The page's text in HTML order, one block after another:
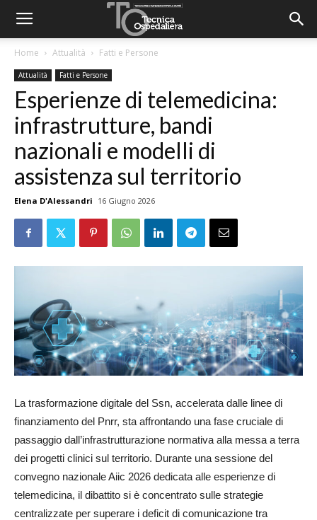
Home Attualità Fatti e Persone
Attualità Fatti e Persone
Esperienze di telemedicina:
infrastrutture, bandi
nazionali e modelli di
assistenza sul territorio
Elena D'Alessandri 16 Giugno 2026
La trasformazione digitale del Ssn, accelerata dalle linee di
finanziamento del Pnrr, sta affrontando una fase cruciale di
passaggio dall’infrastrutturazione normativa alla messa a terra
dei progetti clinici sul territorio. Durante una sessione del
convegno nazionale Aiic 2026 dedicata alle esperienze di
telemedicina, il dibattito si è concentrato sulle strategie
centralizzate per superare i deficit di comunicazione tra